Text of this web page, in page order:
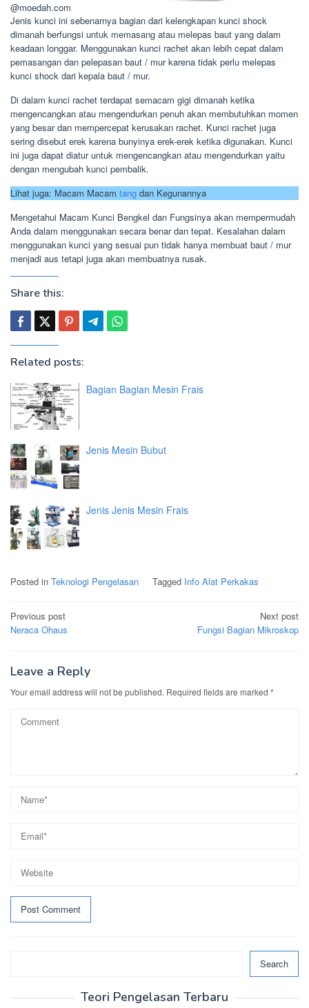
@moedah.com
Jenis kunci ini sebenarnya bagian dari kelengkapan kunci shock
dimanah berfungsi untuk memasang atau melepas baut yang dalam
keadaan longgar. Menggunakan kunci rachet akan lebih cepat dalam
pemasangan dan pelepasan baut / mur karena tidak perlu melepas
kunci shock dari kepala baut / mur.
Di dalam kunci rachet terdapat semacam gigi dimanah ketika
mengencangkan atau mengendurkan penuh akan membutuhkan momen
yang besar dan mempercepat kerusakan rachet. Kunci rachet juga
sering disebut erek karena bunyinya erek-erek ketika digunakan. Kunci
ini juga dapat diatur untuk mengencangkan atau mengendurkan yaitu
dengan mengubah kunci pembalik.
Lihat juga: Macam Macam tang dan Kegunannya
Mengetahui Macam Kunci Bengkel dan Fungsinya akan mempermudah
Anda dalam menggunakan secara benar dan tepat. Kesalahan dalam
menggunakan kunci yang sesuai pun tidak hanya membuat baut / mur
menjadi aus tetapi juga akan membuatnya rusak.
Share this:
Related posts:
Bagian Bagian Mesin Frais
Jenis Mesin Bubut
Jenis Jenis Mesin Frais
Posted in Teknologi Pengelasan Tagged Info Alat Perkakas
Post
navigation
Previous post
Neraca Ohaus
Next post
Fungsi Bagian Mikroskop
Leave a Reply
Your email address will not be published. Required fields are marked *
Search
Teori Pengelasan Terbaru